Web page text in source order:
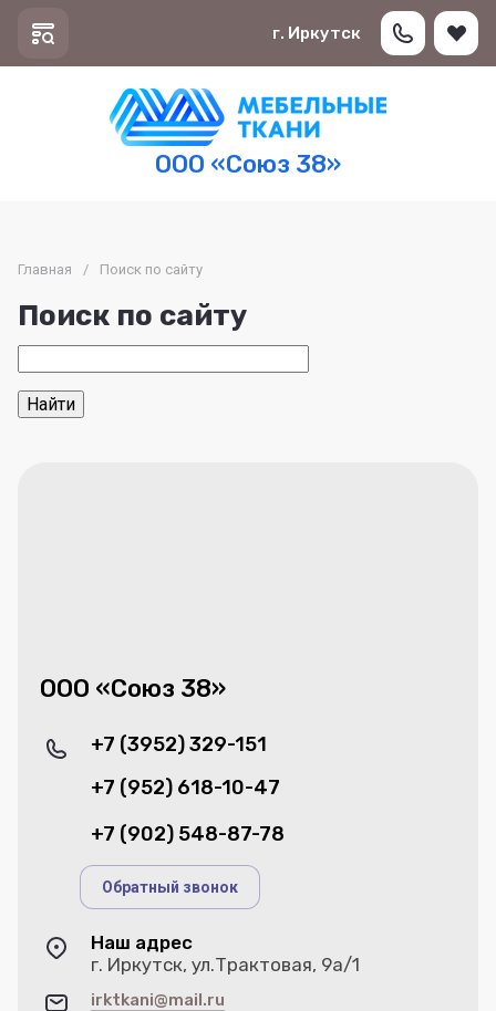
г. Иркутск
ООО «Союз 38»
Главная / Поиск по сайту
Поиск по сайту
ООО «Союз 38»
+7 (3952) 329-151
+7 (952) 618-10-47
+7 (902) 548-87-78
Обратный звонок
Наш адрес
г. Иркутск, ул.Трактовая, 9а/1
irktkani@mail.ru